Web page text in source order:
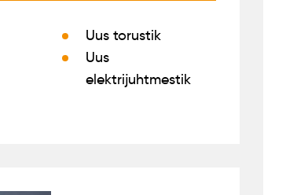
Uus torustik
Uus
elektrijuhtmestik